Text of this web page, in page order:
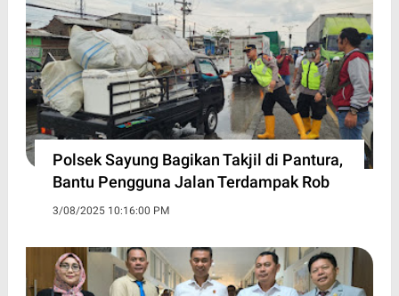
Polsek Sayung Bagikan Takjil di Pantura,
Bantu Pengguna Jalan Terdampak Rob
3/08/2025 10:16:00 PM